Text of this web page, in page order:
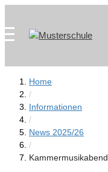
springen
content
Home
/
Informationen
/
News 2025/26
/
Kammermusikabend